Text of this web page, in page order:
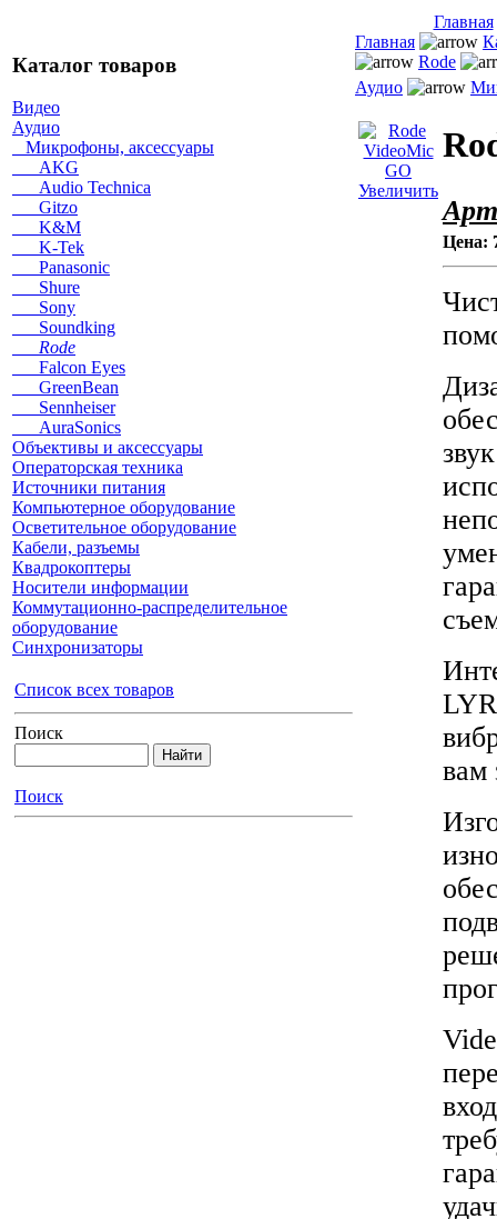
Главная
Каталог товаров
Видео
Аудио
Микрофоны, аксессуары
AKG
Audio Technica
Gitzo
K&M
K-Tek
Panasonic
Shure
Sony
Soundking
Rode
Falcon Eyes
GreenBean
Sennheiser
AuraSonics
Объективы и аксессуары
Операторская техника
Источники питания
Компьютерное оборудование
Осветительное оборудование
Кабели, разъемы
Квадрокоптеры
Носители информации
Коммутационно-распределительное
оборудование
Синхронизаторы
Список всех товаров
Поиск
Поиск
Главная
Rode
Аудио
Увеличить
Цена:
вам